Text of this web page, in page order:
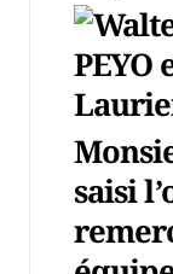
saisi